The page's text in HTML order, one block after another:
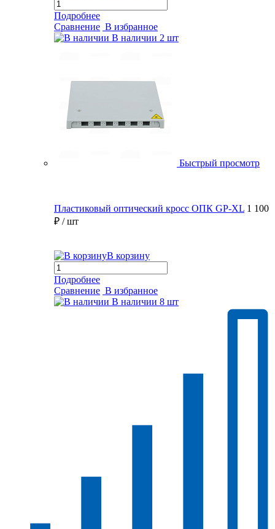
Подробнее
Сравнение В избранное
В наличии 2 шт
Быстрый просмотр
Пластиковый оптический кросс ОПК GP-XL 1 100
₽ / шт
В корзину
Подробнее
Сравнение В избранное
В наличии 8 шт